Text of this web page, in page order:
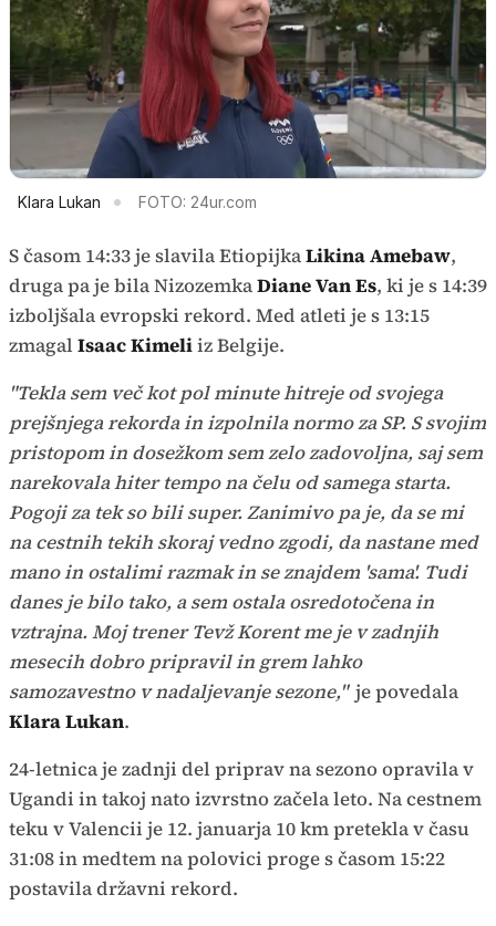
Klara Lukan FOTO: 24ur.com
S časom 14:33 je slavila EtiopijkaLikina Amebaw,
druga pa je bila NizozemkaDiane Van Es, ki je s 14:39
izboljšala evropski rekord. Med atleti je s 13:15
zmagal Isaac Kimeliiz Belgije.
"Tekla sem več kot pol minute hitreje od svojega
prejšnjega rekorda in izpolnila normo za SP. S svojim
pristopom in dosežkom sem zelo zadovoljna, saj sem
narekovala hiter tempo na čelu od samega starta.
Pogoji za tek so bili super. Zanimivo pa je, da se mi
na cestnih tekih skoraj vedno zgodi, da nastane med
mano in ostalimi razmak in se znajdem 'sama'. Tudi
danes je bilo tako, a sem ostala osredotočena in
vztrajna. Moj trener Tevž Korent me je v zadnjih
mesecih dobro pripravil in grem lahko
samozavestno v nadaljevanje sezone," je povedala
Klara Lukan.
24-letnica je zadnji del priprav na sezono opravila v
Ugandi in takoj nato izvrstno začela leto. Na cestnem
teku v Valencii je 12. januarja 10 km pretekla v času
31:08 in medtem na polovici proge s časom 15:22
postavila državni rekord.